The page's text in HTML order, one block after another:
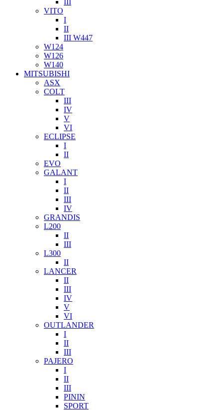
III
VITO
I
II
III W447
W124
W126
W140
MITSUBISHI
ASX
COLT
III
IV
V
VI
ECLIPSE
I
II
EVO
GALANT
I
II
III
IV
GRANDIS
L200
II
III
L300
II
LANCER
II
III
IV
V
VI
OUTLANDER
I
II
III
PAJERO
I
II
III
PININ
SPORT